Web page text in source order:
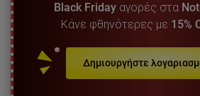
Black Fridayαγορές στα
Κάνε φθηνότερες με 15%
Δημιουργήστε